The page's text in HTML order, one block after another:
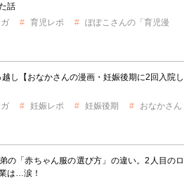
話
育児レポ
ぽぽこさんの「育児漫
し【おなかさんの漫画・妊娠後期に2回入院し
妊娠レポ 妊娠後期
おなかさん
弟の「赤ちゃん服の選び方」の違い。2人目のロ
は…涙！